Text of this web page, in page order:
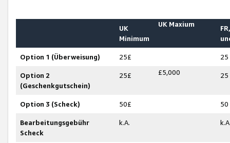
UK
Minimum
UK Maxium
Option 1 (Überweisung) 25£ 25
Option 2
(Geschenkgutschein)
25£ £5,000 25
Option 3 (Scheck) 50£ 50
Bearbeitungsgebühr
Scheck
k.A.